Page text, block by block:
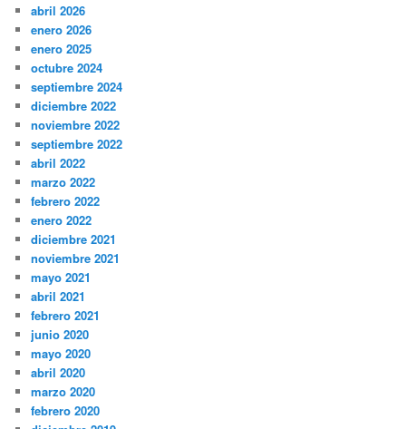
abril 2026
enero 2026
enero 2025
octubre 2024
septiembre 2024
diciembre 2022
noviembre 2022
septiembre 2022
abril 2022
marzo 2022
febrero 2022
enero 2022
diciembre 2021
noviembre 2021
mayo 2021
abril 2021
febrero 2021
junio 2020
mayo 2020
abril 2020
marzo 2020
febrero 2020